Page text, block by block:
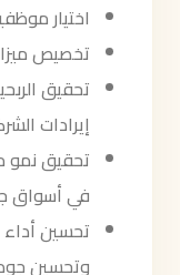
اختيار
تخصيص
تحقيق
إيرادات
تحقيق نمو
في أسواق
تحسين
وتحسين